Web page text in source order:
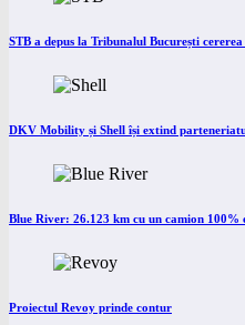
STB a depus la Tribunalul București
DKV Mobility și Shell își extind
Blue River: 26.123 km cu un camion
Proiectul Revoy prinde contur